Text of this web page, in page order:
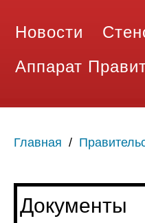
Новости
Аппарат
Главная /